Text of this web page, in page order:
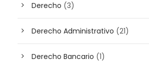
Derecho (3)
Derecho Administrativo (21)
Derecho Bancario (1)